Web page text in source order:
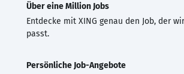
Über eine Million Jobs
Entdecke mit XING genau den Job, der
passt.
Persönliche Job-Angebote